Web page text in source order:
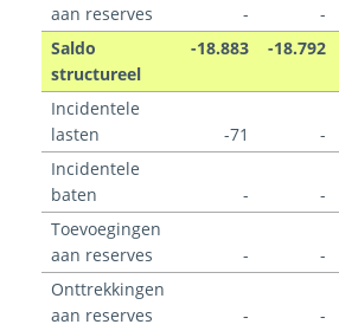
aan reserves
- -
Saldo
structureel
-18.883 -18.792
Incidentele
lasten
-71 -
Incidentele
baten
- -
Toevoegingen
aan reserves
- -
Onttrekkingen
aan reserves
- -